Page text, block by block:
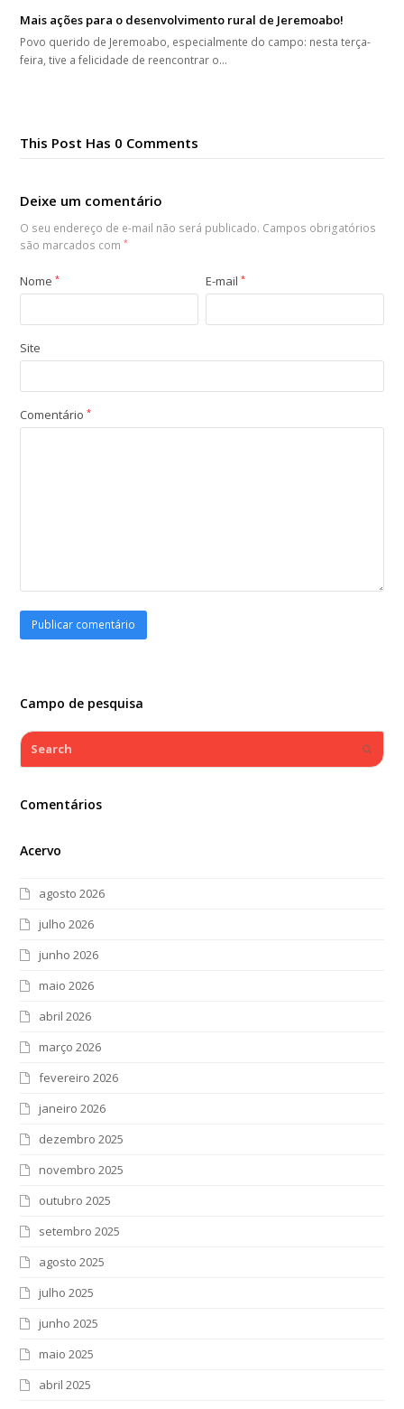
Mais ações para o desenvolvimento rural de Jeremoabo!
Povo querido de Jeremoabo, especialmente do campo: nesta terça-
feira, tive a felicidade de reencontrar o…
This Post Has 0 Comments
Deixe um comentário
O seu endereço de e-mail não será publicado. Campos obrigatórios
são marcados com*
Nome* E-mail*
Site
Comentário*
Campo de pesquisa
Search
Comentários
Acervo
agosto 2026
julho 2026
junho 2026
maio 2026
abril 2026
março 2026
fevereiro 2026
janeiro 2026
dezembro 2025
novembro 2025
outubro 2025
setembro 2025
agosto 2025
julho 2025
junho 2025
maio 2025
abril 2025